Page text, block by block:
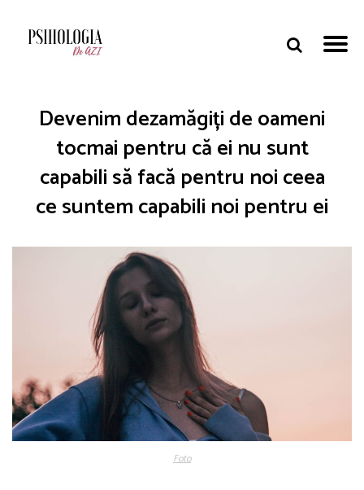
Devenim dezamăgiți de oameni
tocmai pentru că ei nu sunt
capabili să facă pentru noi ceea
ce suntem capabili noi pentru ei
Foto